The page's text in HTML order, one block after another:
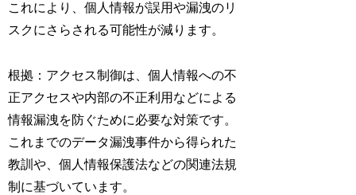
これにより、個人情報が誤用や漏洩のリ
スクにさらされる可能性が減ります。
根拠：アクセス制御は、個人情報への不
正アクセスや内部の不正利用などによる
情報漏洩を防ぐために必要な対策です。
これまでのデータ漏洩事件から得られた
教訓や、個人情報保護法などの関連法規
制に基づいています。